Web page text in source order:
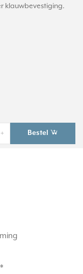
klauwbevestiging.
+ Bestel